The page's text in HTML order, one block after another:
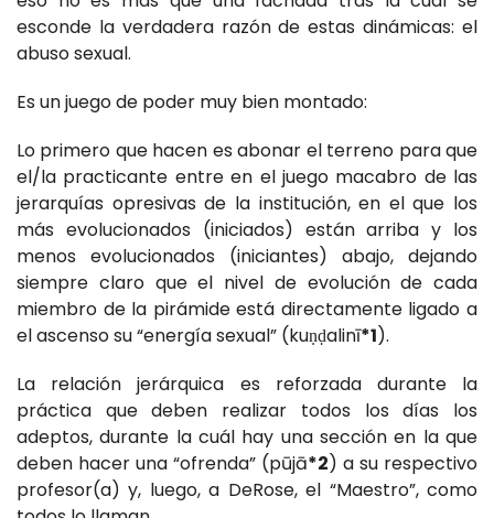
esconde la verdadera razón de estas dinámicas: el
abuso sexual.
Es un juego de poder muy bien montado:
Lo primero que hacen es abonar el terreno para que
el/la practicante entre en el juego macabro de las
jerarquías opresivas de la institución, en el que los
más evolucionados (iniciados) están arriba y los
menos evolucionados (iniciantes) abajo, dejando
siempre claro que el nivel de evolución de cada
miembro de la pirámide está directamente ligado a
el ascenso su “energía sexual” (kuṇḍalinī*1).
La relación jerárquica es reforzada durante la
práctica que deben realizar todos los días los
adeptos, durante la cuál hay una sección en la que
deben hacer una “ofrenda” (pūjā*2) a su respectivo
profesor(a) y, luego, a DeRose, el “Maestro”, como